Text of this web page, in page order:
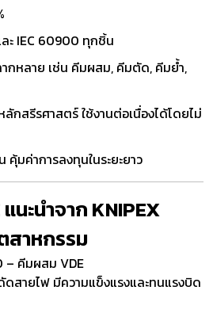
ะ IEC 60900 ทุกชิ้น
ากหลาย เช่น คีมผสม, คีมตัด, คีมย้ำ,
กสรีรศาสตร์ ใช้งานต่อเนื่องได้โดยไม่
คุ้มค่าการลงทุนในระยะยาว
นะนำจาก KNIPEX
สาหกรรม
– คีมผสม VDE
ดสายไฟ มีความแข็งแรงและทนแรงบิด